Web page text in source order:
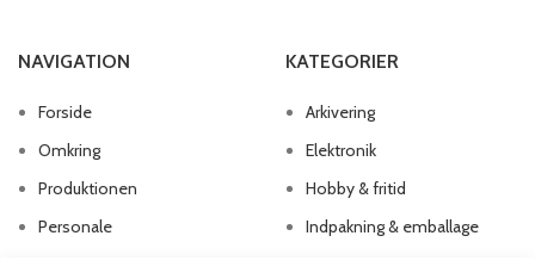
NAVIGATION
Forside
Omkring
Produktionen
Personale
KATEGORIER
Arkivering
Elektronik
Hobby & fritid
Indpakning & emballage